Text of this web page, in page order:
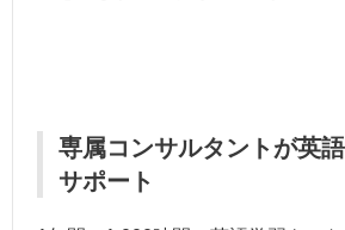
専属コンサルタントが英
サポート